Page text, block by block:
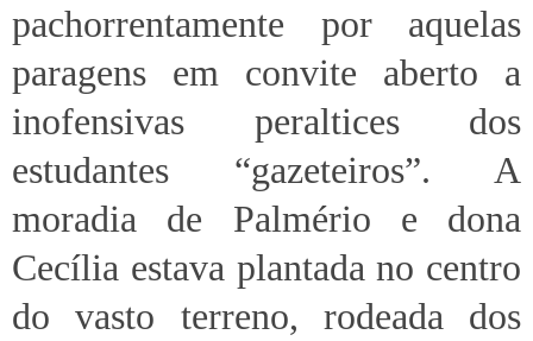
pachorrentamente por aquelas
paragens em convite aberto a
inofensivas peraltices dos
estudantes “gazeteiros”. A
moradia de Palmério e dona
Cecília estava plantada no centro
do vasto terreno, rodeada dos